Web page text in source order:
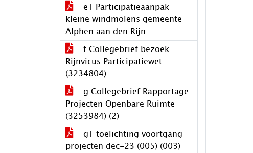
e1 Participatieaanpak
kleine windmolens gemeente
Alphen aan den Rijn
f Collegebrief bezoek
Rijnvicus Participatiewet
(3234804)
g Collegebrief Rapportage
Projecten Openbare Ruimte
(3253984) (2)
g1 toelichting voortgang
projecten dec-23 (005) (003)